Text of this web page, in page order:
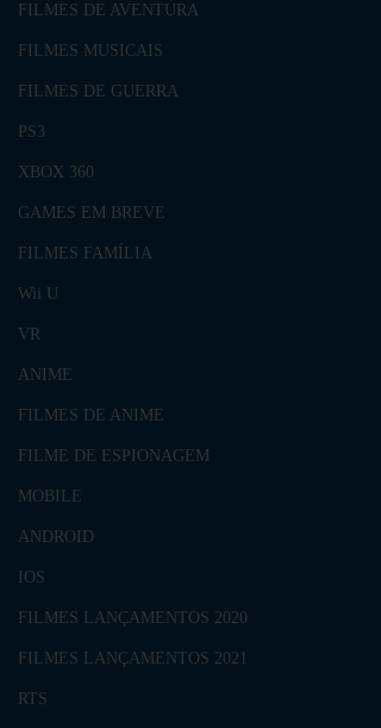
FILMES DE AVENTURA
FILMES MUSICAIS
FILMES DE GUERRA
PS3
XBOX 360
GAMES EM BREVE
FILMES FAMÍLIA
Wii U
VR
ANIME
FILMES DE ANIME
FILME DE ESPIONAGEM
MOBILE
ANDROID
IOS
FILMES LANÇAMENTOS 2020
FILMES LANÇAMENTOS 2021
RTS